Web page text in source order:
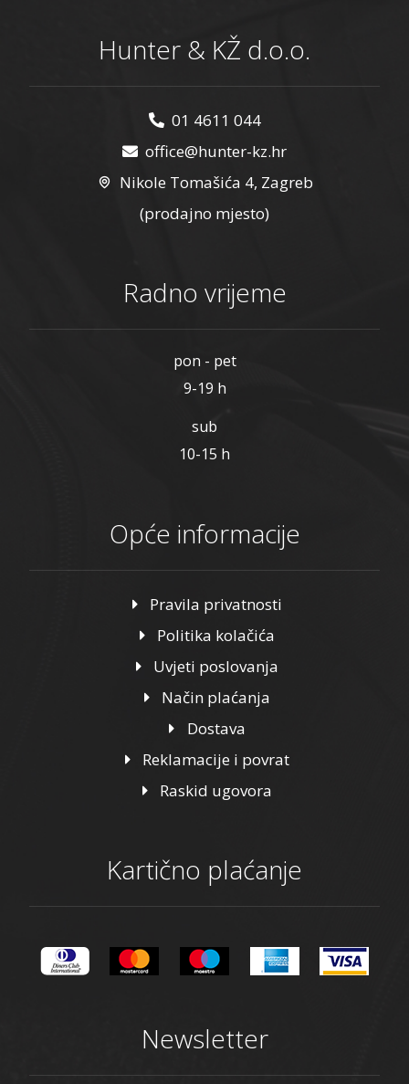
Hunter & KŽ d.o.o.
01 4611 044
office@hunter-kz.hr
Nikole Tomašića 4, Zagreb
(prodajno mjesto)
Radno vrijeme
pon - pet
9-19 h
sub
10-15 h
Opće informacije
Pravila privatnosti
Politika kolačića
Uvjeti poslovanja
Način plaćanja
Dostava
Reklamacije i povrat
Raskid ugovora
Kartično plaćanje
Newsletter